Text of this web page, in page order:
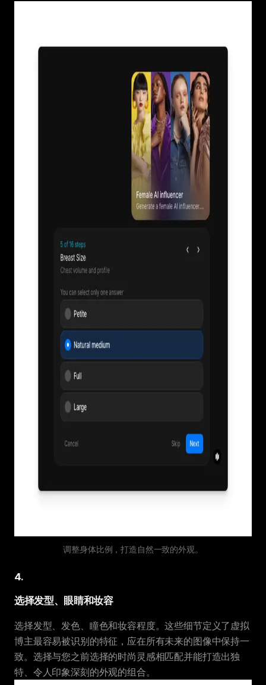
调整身体比例，打造自然一致的外观。
4.
选择发型、眼睛和妆容
选择发型、发色、瞳色和妆容程度。这些细节定义了虚拟
博主最容易被识别的特征，应在所有未来的图像中保持一
致。选择与您之前选择的时尚灵感相匹配并能打造出独
特、令人印象深刻的外观的组合。